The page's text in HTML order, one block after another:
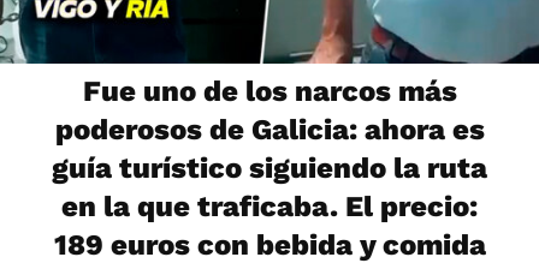
Fue uno de los narcos más
poderosos de Galicia: ahora es
guía turístico siguiendo la ruta
en la que traficaba. El precio:
189 euros con bebida y comida